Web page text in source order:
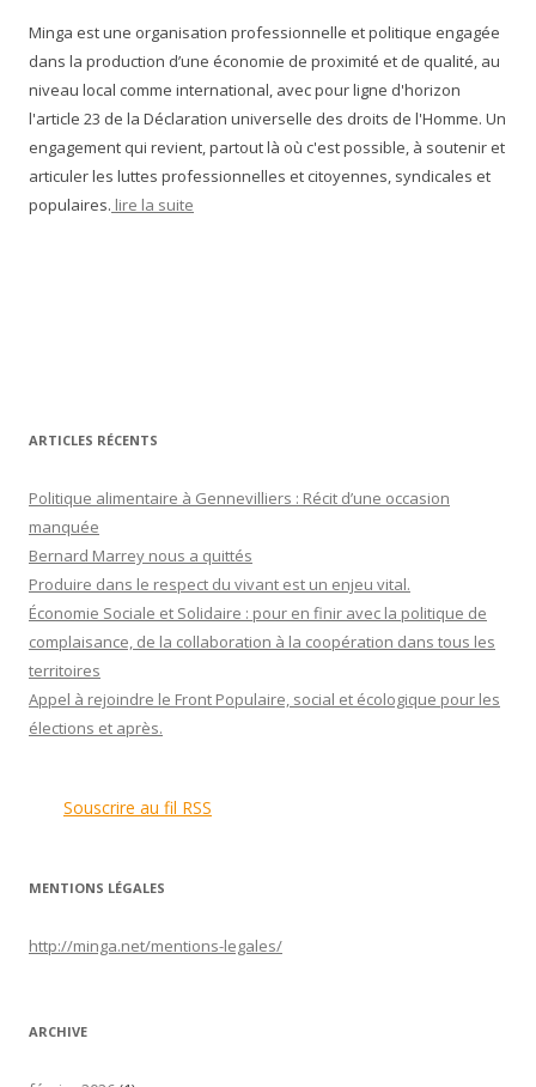
Minga est une organisation professionnelle et politique engagée
dans la production d’une économie de proximité et de qualité, au
niveau local comme international, avec pour ligne d'horizon
l'article 23 de la Déclaration universelle des droits de l'Homme. Un
engagement qui revient, partout là où c'est possible, à soutenir et
articuler les luttes professionnelles et citoyennes, syndicales et
populaires. lire la suite
ARTICLES RÉCENTS
Politique alimentaire à Gennevilliers : Récit d’une occasion
manquée
Bernard Marrey nous a quittés
Produire dans le respect du vivant est un enjeu vital.
Économie Sociale et Solidaire : pour en finir avec la politique de
complaisance, de la collaboration à la coopération dans tous les
territoires
Appel à rejoindre le Front Populaire, social et écologique pour les
élections et après.
Souscrire au fil RSS
MENTIONS LÉGALES
http://minga.net/mentions-legales/
ARCHIVE